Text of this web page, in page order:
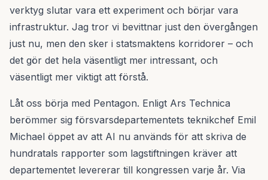
verktyg slutar vara ett experiment och börjar vara
infrastruktur. Jag tror vi bevittnar just den övergången
just nu, men den sker i statsmaktens korridorer – och
det gör det hela väsentligt mer intressant, och
väsentligt mer viktigt att förstå.
Låt oss börja med Pentagon. Enligt Ars Technica
berömmer sig försvarsdepartementets teknikchef Emil
Michael öppet av att AI nu används för att skriva de
hundratals rapporter som lagstiftningen kräver att
departementet levererar till kongressen varje år. Via